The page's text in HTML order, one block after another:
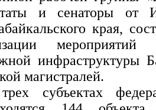
и сенаторы от
края,
мероприятий
инфраструктуры
магистралей.
субъектах